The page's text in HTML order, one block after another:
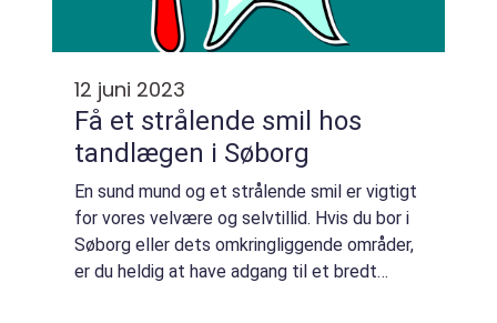
12 juni 2023
Få et strålende smil hos
tandlægen i Søborg
En sund mund og et strålende smil er vigtigt
for vores velvære og selvtillid. Hvis du bor i
Søborg eller dets omkringliggende områder,
er du heldig at have adgang til et bredt